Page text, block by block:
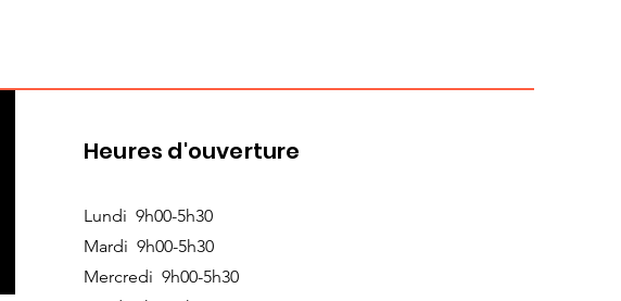
Heures d'ouverture
Lundi 9h00-5h30
Mardi 9h00-5h30
Mercredi 9h00-5h30